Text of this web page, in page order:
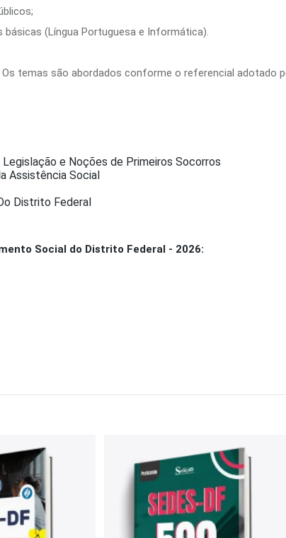
básicas (Língua Portuguesa e Informática).
temas são abordados conforme o referencial adotado
e Noções de Primeiros Socorros
Assistência Social
Distrito Federal
Social do Distrito Federal - 2026: